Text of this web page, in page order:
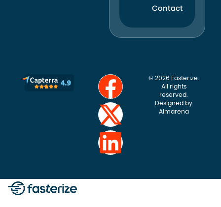
Contact
© 2026 Fasterize.
All rights
reserved.
Designed by
Almarena